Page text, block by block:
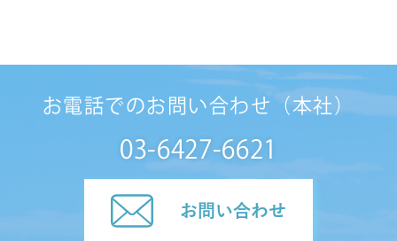
お電話でのお問い合わせ（本社）
03-6427-6621
お問い合わせ